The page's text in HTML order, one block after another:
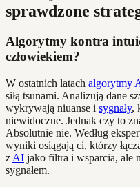
sprawdzone
Algorytmy kontra
człowiekiem?
W ostatnich latach algorytmy
siłą tsunami. Analizują dane
wykrywają niuanse i sygnały,
niewidoczne. Jednak czy to
Absolutnie nie. Według
wyniki osiągają ci, którzy
z AI jako filtra i wsparcia, ale
sygnałem.